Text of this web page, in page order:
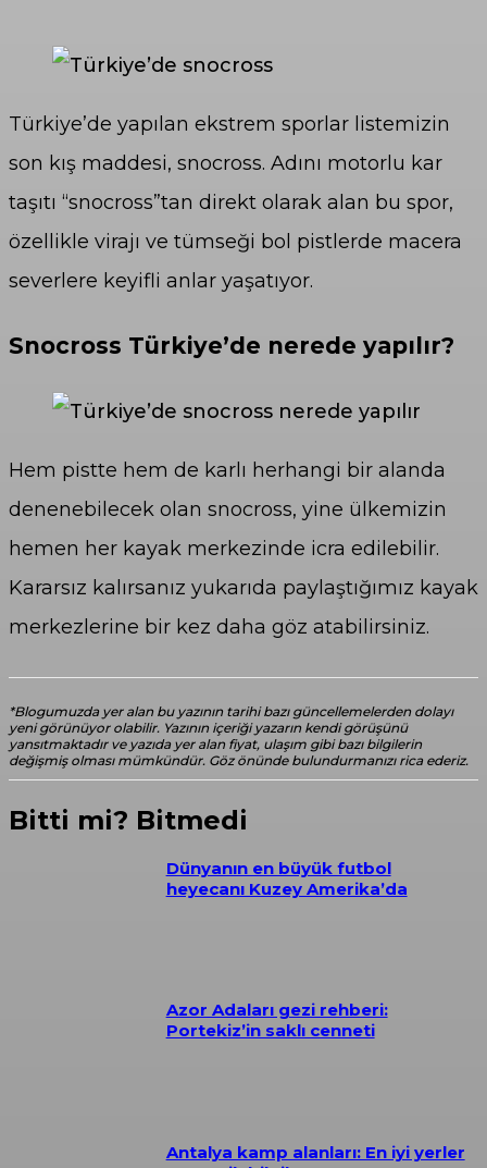
Türkiye’de yapılan ekstrem sporlar listemizin
son kış maddesi, snocross. Adını motorlu kar
taşıtı “snocross”tan direkt olarak alan bu spor,
özellikle virajı ve tümseği bol pistlerde macera
severlere keyifli anlar yaşatıyor.
Snocross Türkiye’de nerede yapılır?
Hem pistte hem de karlı herhangi bir alanda
denenebilecek olan snocross, yine ülkemizin
hemen her kayak merkezinde icra edilebilir.
Kararsız kalırsanız yukarıda paylaştığımız kayak
merkezlerine bir kez daha göz atabilirsiniz.
*Blogumuzda yer alan bu yazının tarihi bazı güncellemelerden dolayı
yeni görünüyor olabilir. Yazının içeriği yazarın kendi görüşünü
yansıtmaktadır ve yazıda yer alan fiyat, ulaşım gibi bazı bilgilerin
değişmiş olması mümkündür. Göz önünde bulundurmanızı rica ederiz.
Bitti mi? Bitmedi
Dünyanın en büyük futbol
heyecanı Kuzey Amerika’da
Azor Adaları gezi rehberi:
Portekiz’in saklı cenneti
Antalya kamp alanları: En iyi yerler